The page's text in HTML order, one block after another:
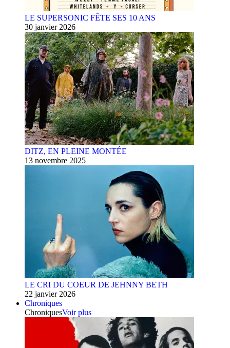
LE SUPERSONIC FÊTE SES 10 ANS
30 janvier 2026
DITZ, EN PLEINE MONTÉE
13 novembre 2025
LE CRI DU COEUR DE JEHNNY BETH
22 janvier 2026
Chroniques
ChroniquesVoir plus